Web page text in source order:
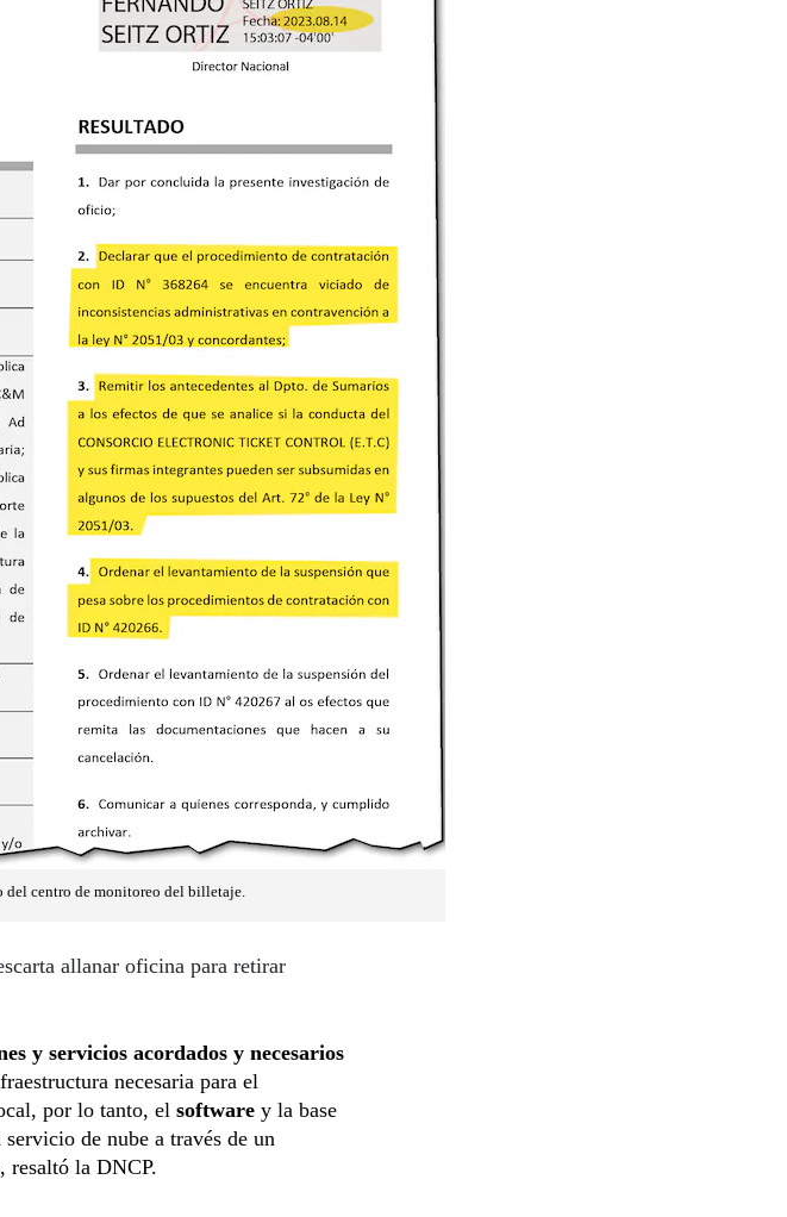
centro de monitoreo del billetaje.
allanar oficina para retirar
y servicios acordados y necesarios
necesaria para el
por lo tanto, el software y la base
de nube a través de un
resaltó la DNCP.